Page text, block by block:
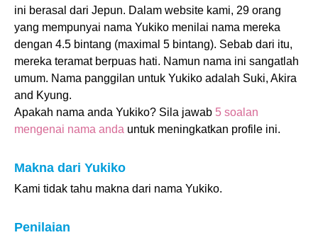
ini berasal dari Jepun. Dalam website kami, 29 orang
yang mempunyai nama Yukiko menilai nama mereka
dengan 4.5 bintang (maximal 5 bintang). Sebab dari itu,
mereka teramat berpuas hati. Namun nama ini sangatlah
umum. Nama panggilan untuk Yukiko adalah Suki, Akira
and Kyung.
Apakah nama anda Yukiko? Sila jawab 5 soalan
mengenai nama anda untuk meningkatkan profile ini.
Makna dari Yukiko
Kami tidak tahu makna dari nama Yukiko.
Penilaian